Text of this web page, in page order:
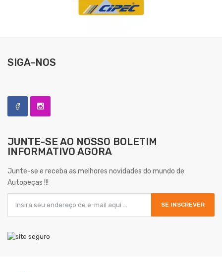
SIGA-NOS
JUNTE-SE AO NOSSO BOLETIM
INFORMATIVO AGORA
Junte-se e receba as melhores novidades do mundo de
Autopeças !!!
SE INSCREVER